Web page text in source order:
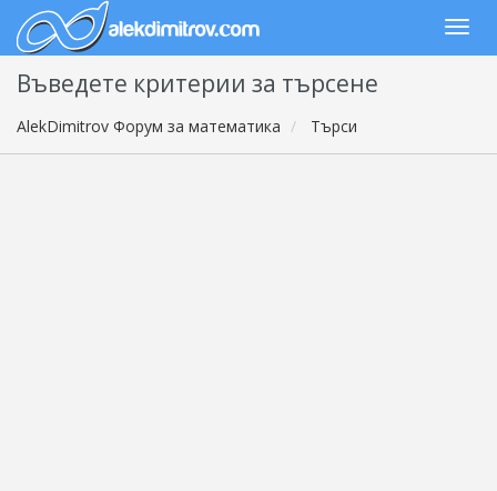
Въведете критерии за търсене
AlekDimitrov Форум за математика Търси